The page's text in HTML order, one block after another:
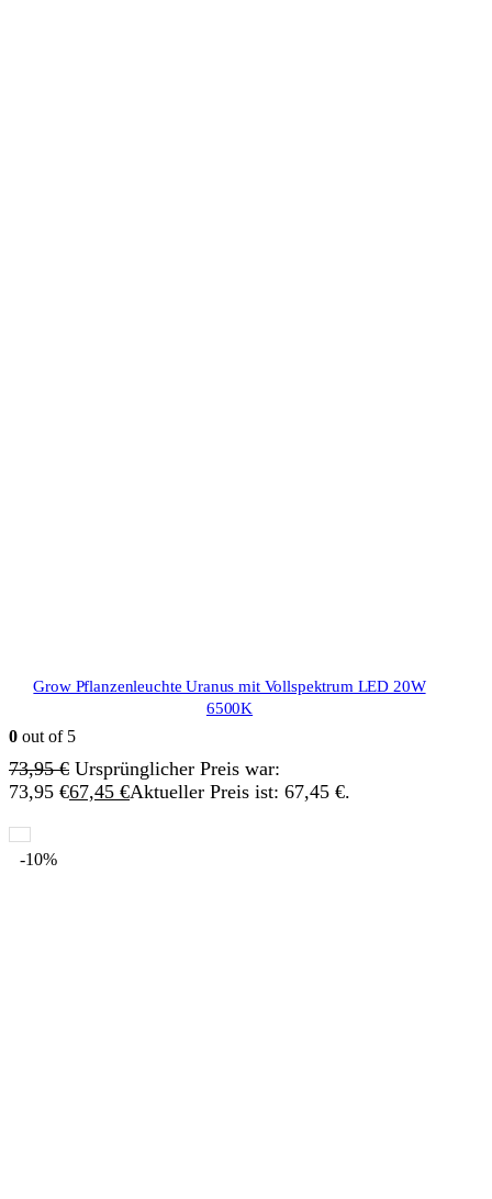
Grow Pflanzenleuchte Uranus mit Vollspektrum LED 20W
6500K
0 out of 5
73,95€ Ursprünglicher Preis war:
73,95 €67,45 €Aktueller Preis ist: 67,45 €.
-10%